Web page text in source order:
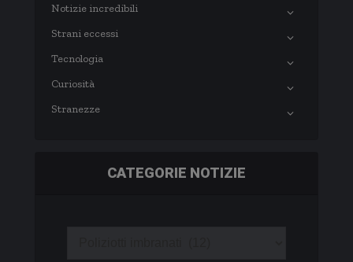
Notizie incredibili
Strani eccessi
Tecnologia
Curiosità
Stranezze
CATEGORIE NOTIZIE